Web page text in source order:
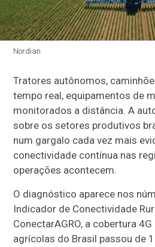
Nordian
Tratores autônomos,
tempo real, equipamentos de
monitorados a distância. A
sobre os setores produtivos
num gargalo cada vez mais
conectividade contínua nas
operações acontecem.
O diagnóstico aparece nos
Indicador de Conectividade
ConectarAGRO, a cobertura
agrícolas do Brasil passou de